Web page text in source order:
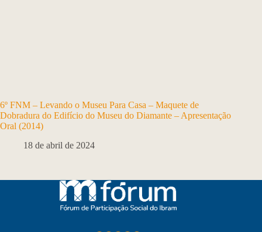
6º FNM – Levando o Museu Para Casa – Maquete de
Dobradura do Edifício do Museu do Diamante – Apresentação
Oral (2014)
18 de abril de 2024